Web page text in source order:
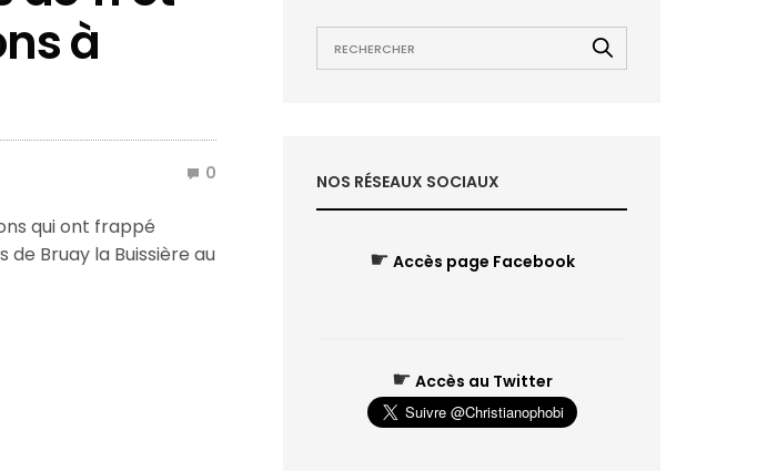
à
0
qui ont frappé
de Bruay la Buissière au
NOS RÉSEAUX SOCIAUX
☛ Accès page Facebook
☛ Accès au Twitter